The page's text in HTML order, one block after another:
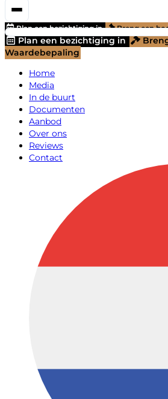
Plan een bezichtiging in Breng een
Plan een bezichtiging in
Waardebepaling
Home
Media
In de buurt
Documenten
Aanbod
Over ons
Reviews
Contact